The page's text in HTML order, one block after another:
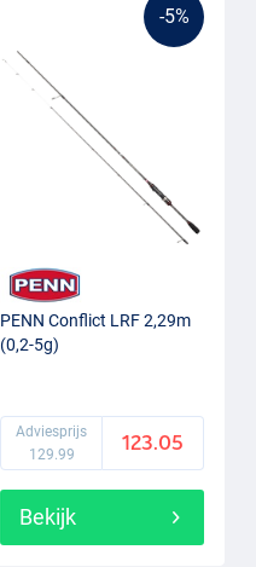
-5%
PENN Conflict LRF 2,29m
(0,2-5g)
Adviesprijs
129.99
123.05
Bekijk